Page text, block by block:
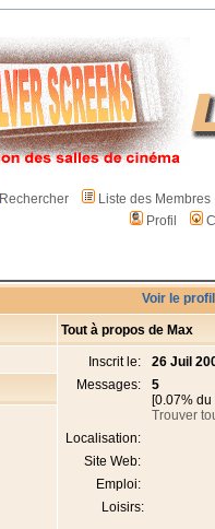
Rechercher Liste des Membres
Profil
Voir le
Tout à propos de Max
Inscrit le:
26 Juil
Messages:
5
[0.07%
Trouver
Localisation:
Site Web:
Emploi:
Loisirs: